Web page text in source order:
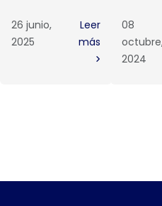
26 junio,
2025
Leer
más
08
2024